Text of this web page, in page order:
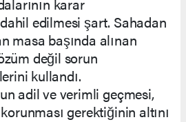
edilmesi şart. Sahadan
masa başında alınan
değil sorun
kullandı.
adil ve verimli geçmesi,
gerektiğinin altını